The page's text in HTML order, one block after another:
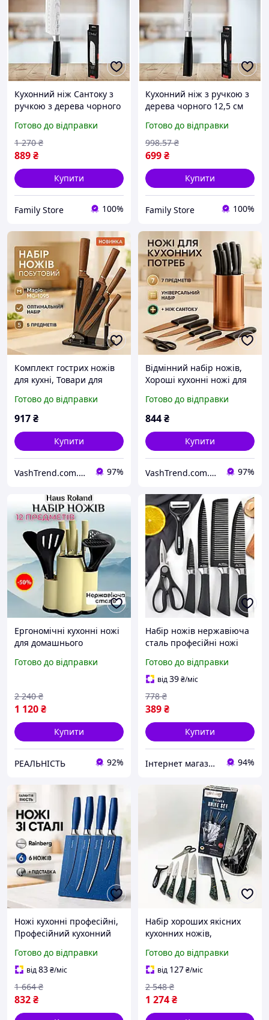
Кухонний ніж Сантоку з
ручкою з дерева чорного
2.5 мм для кухні з
нержавіючої сталі
Готово до відправки
889₴
1 270 ₴
Купити
Family Store 100%
Кухонний ніж з ручкою з
дерева чорного 12,5 см
для кухні з нержавіючої
сталі
Готово до відправки
699₴
998.57 ₴
Купити
Family Store 100%
Комплект гострих ножів
для кухні, Товари для
готування QS-38
Готово до відправки
917₴
Купити
VashTrend.com.ua - Рознично-оптовый интернет магазин! 97%
Відмінний набір ножів,
Хороші кухонні ножі для
використання, Топ
кращих ножів для кухні
Готово до відправки
844₴
Купити
VashTrend.com.ua - Рознично-оптовый интернет магазин! 97%
Ергономічні кухонні ножі
для домашнього
литий набір із підставкою
Готово до відправки
1 120₴
2 240 ₴
Купити
РЕАЛЬНІСТЬ 92%
Набір ножів нержавіюча
сталь професійні ножі
кухонні ножі з гарної
сталі HVE
Готово до відправки
від39₴/міс
389₴
778 ₴
Купити
Інтернет магазин "Electro Seller" 🛒 Тільки якісні товари за найкращими цінами ✅ 94%
Ножі кухонні професійні,
Професійний кухонний
для нової кухні WP-17
Готово до відправки
від83₴/міс
832₴
1 664 ₴
Набір хороших якісних
кухонних ножів,
домашньої кухні, Сталеві
кухонні ножі NV-51
Готово до відправки
від 127₴/міс
1 274₴
2 548 ₴